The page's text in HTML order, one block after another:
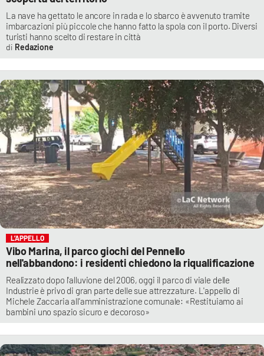
La nave ha gettato le ancore in rada e lo sbarco è avvenuto tramite
imbarcazioni più piccole che hanno fatto la spola con il porto. Diversi
turisti hanno scelto di restare in città
Redazione
L’APPELLO
Vibo Marina, il parco giochi del Pennello
nell'abbandono: i residenti chiedono la riqualificazione
Realizzato dopo l'alluvione del 2006, oggi il parco di viale delle
Industrie è privo di gran parte delle sue attrezzature. L'appello di
Michele Zaccaria all'amministrazione comunale: «Restituiamo ai
bambini uno spazio sicuro e decoroso»